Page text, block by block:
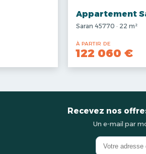
Appartement
Saran 45770 · 22 m²
À PARTIR DE
122 060 €
Recevez nos
Un e-mail par